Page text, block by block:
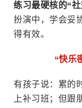
练习最硬核的“社
扮演中， 学会妥
得有效。
“快乐
有孩子说：
累的
上补习班 ； 但跟